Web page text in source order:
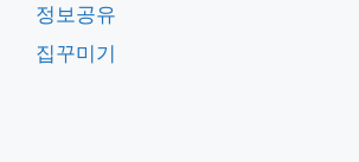
정보공유
집꾸미기